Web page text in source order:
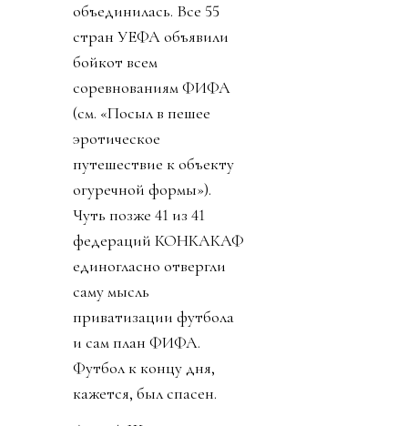
всем очень хорошо от
этого будет. И тут
свершилось. Лысый
коррупционер
совершил чудо. Европа,
не могущая
договориться какие
дырочки в розетках
должны быть,
объединилась. Все 55
стран УЕФА объявили
бойкот всем
соревнованиям ФИФА
(см. «Посыл в пешее
эротическое
путешествие к объекту